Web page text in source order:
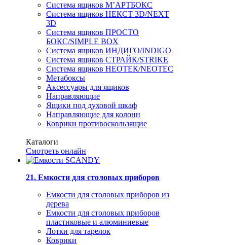
Система ящиков М’АРТБОКС
Система ящиков НЕКСТ 3D/NEXT
3D
Система ящиков ПРОСТО
БОКС/SIMPLE BOX
Система ящиков ИНДИГО/INDIGO
Система ящиков СТРАЙК/STRIKE
Система ящиков НЕОТЕК/NEOTEC
Метабоксы
Аксессуары для ящиков
Направляющие
Ящики под духовой шкаф
Направляющие для колонн
Коврики противоскользящие
Каталоги
Смотреть онлайн
21. Емкости для столовых приборов
Емкости для столовых приборов из
дерева
Емкости для столовых приборов
пластиковые и алюминиевые
Лотки для тарелок
Коврики